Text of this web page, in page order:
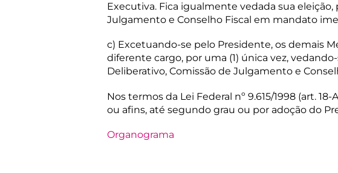
Executiva. Fica igualmente vedada sua
Julgamento e Conselho Fiscal em mandato
c) Excetuando-se pelo Presidente, os demais
diferente cargo, por uma (1) única vez,
Deliberativo, Comissão de Julgamento e
Nos termos da Lei Federal nº 9.615/1998 (art.
ou afins, até segundo grau ou por adoção do
Organograma